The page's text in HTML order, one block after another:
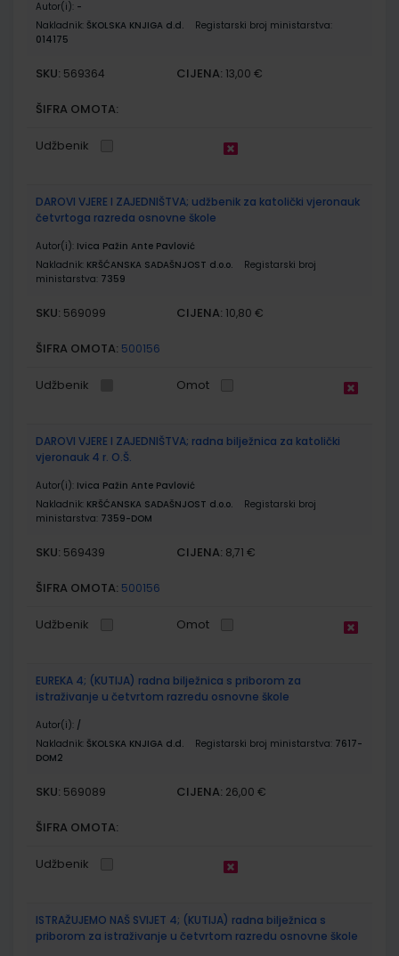
Autor(i): -
Nakladnik: ŠKOLSKA KNJIGA d.d.
Registarski broj ministarstva:
014175
SKU: 569364 CIJENA: 13,00 €
ŠIFRA OMOTA:
Udžbenik
DAROVI VJERE I ZAJEDNIŠTVA; udžbenik za katolički vjeronauk
četvrtoga razreda osnovne škole
Autor(i): Ivica Pažin Ante Pavlović
Nakladnik: KRŠĆANSKA SADAŠNJOST d.o.o.
Registarski broj
ministarstva: 7359
SKU: 569099 CIJENA: 10,80 €
ŠIFRA OMOTA: 500156
Udžbenik Omot
DAROVI VJERE I ZAJEDNIŠTVA; radna bilježnica za katolički
vjeronauk 4 r. O.Š.
Autor(i): Ivica Pažin Ante Pavlović
Nakladnik: KRŠĆANSKA SADAŠNJOST d.o.o.
Registarski broj
ministarstva: 7359-DOM
SKU: 569439 CIJENA: 8,71 €
ŠIFRA OMOTA: 500156
Udžbenik Omot
EUREKA 4; (KUTIJA) radna bilježnica s priborom za
istraživanje u četvrtom razredu osnovne škole
Autor(i): /
Nakladnik: ŠKOLSKA KNJIGA d.d. Registarski broj ministarstva: 7617-
DOM2
SKU: 569089 CIJENA: 26,00 €
ŠIFRA OMOTA:
Udžbenik
ISTRAŽUJEMO NAŠ SVIJET 4; (KUTIJA) radna bilježnica s
priborom za istraživanje u četvrtom razredu osnovne škole